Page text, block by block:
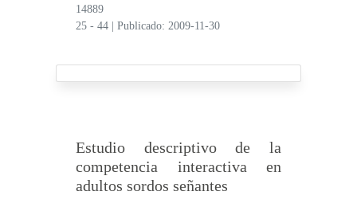
14889
25 - 44
|Publicado: 2009-11-30
Estudio descriptivo de la
competencia interactiva en
adultos sordos señantes